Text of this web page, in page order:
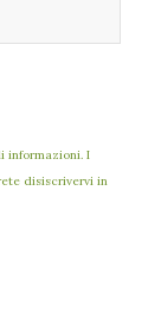
informazioni. I
disiscrivervi in